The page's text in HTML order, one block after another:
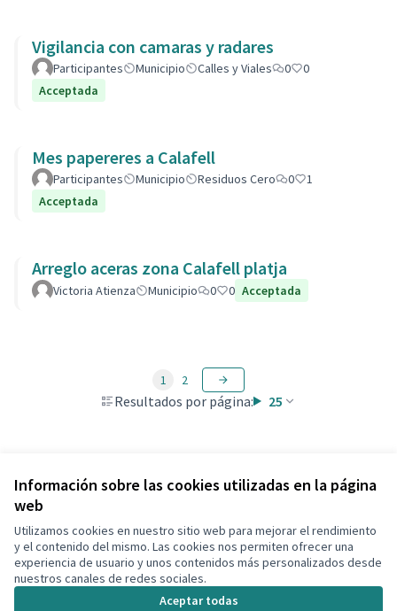
Información sobre las cookies utilizadas en la página
web
Utilizamos cookies en nuestro sitio web para mejorar el rendimiento
y el contenido del mismo. Las cookies nos permiten ofrecer una
experiencia de usuario y unos contenidos más personalizados desde
nuestros canales de redes sociales.
Aceptar todas
Vigilancia con camaras y radares
Participantes Municipio Calles y Viales 0
0
Acceptada
Mes papereres a Calafell
Participantes Municipio Residuos Cero 0
1
Acceptada
Arreglo aceras zona Calafell platja
Victoria Atienza Municipio 0 0 Acceptada
Resultados por página: 25
1 2
Ver todas las propuestas retiradas
Términos y condiciones de uso
Configuración de cookies
Decidim Calafell en X
(Enlace externo)
Decidim Calafell en Facebook
Decidim Calafell en YouTube
Decidim Calafell en GitHub
(Enlace externo)